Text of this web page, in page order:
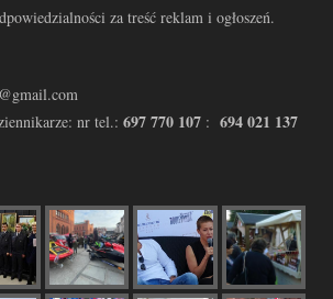
za treść reklam i ogłoszeń.
nr tel.: 697 770 107 : 694 021 137